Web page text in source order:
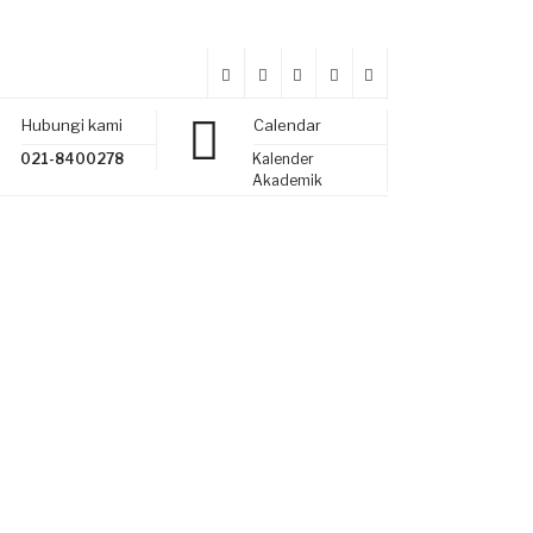
Hubungi kami
021-8400278
Calendar
Kalender
Akademik